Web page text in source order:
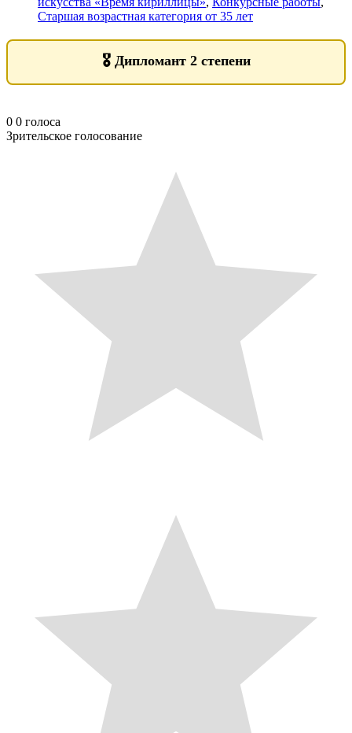
Старшая возрастная категория от 35 лет
🎖️ Дипломант 2 степени
0 0 голоса
Зрительское голосование